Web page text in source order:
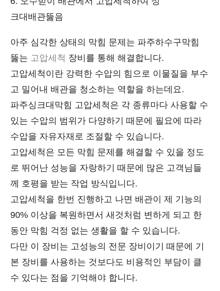
크대배관뚫음
아주 심각한 상태의 막힘 문제는 파주하수구막힘
뚫는 고압세척 장비를 통해 해결합니다.
고압세척이란 강력한 수압의 힘으로 이물질을 부수
고 밀어내 배관을 청소하는 역할을 하는데요.
파주싱크대막힘 고압세척은 각 종류마다 사용할 수
있는 수압의 범위가 다양하기 때문에 필요에 따라
수압을 자유자재로 조절할 수 있습니다.
고압세척은 모든 막힘 문제를 해결할 수 있을 정도
로 뛰어난 성능을 자랑하기 때문에 많은 고객님들
께 호평을 받는 작업 방식입니다.
고압세척을 한번 진행하고 나면 배관이 제 기능의
90% 이상을 복원하면서 새것처럼 변하게 되고 한
동안 막힘 걱정 없는 생활을 할 수 있습니다.
다만 이 장비는 고성능의 전문 장비이기 때문에 기
본 장비를 사용하는 것보다도 비용적인 부담이 클
수 있다는 점을 기억해야 합니다.